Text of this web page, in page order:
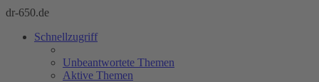
dr-650.de
Schnellzugriff
Unbeantwortete Themen
Aktive Themen